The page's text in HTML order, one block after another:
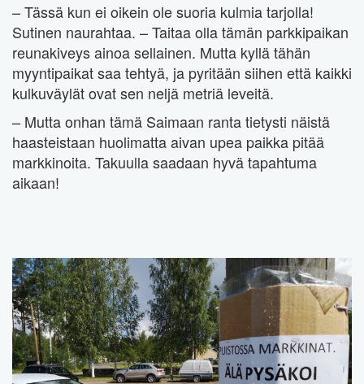
– Tässä kun ei oikein ole suoria kulmia tarjolla!
Sutinen naurahtaa. – Taitaa olla tämän parkkipaikan
reunakiveys ainoa sellainen. Mutta kyllä tähän
myyntipaikat saa tehtyä, ja pyritään siihen että kaikki
kulkuväylät ovat sen neljä metriä leveitä.
– Mutta onhan tämä Saimaan ranta tietysti näistä
haasteistaan huolimatta aivan upea paikka pitää
markkinoita. Takuulla saadaan hyvä tapahtuma
aikaan!